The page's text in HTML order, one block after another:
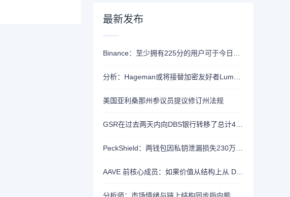
最新发布
美国亚利桑那州参议员提议修订州法规